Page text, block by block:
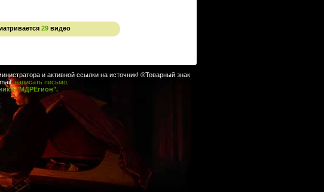
29видео
и активной ссылки на источник! ®Товарный знак
написать письмо
"МДРЕгион".